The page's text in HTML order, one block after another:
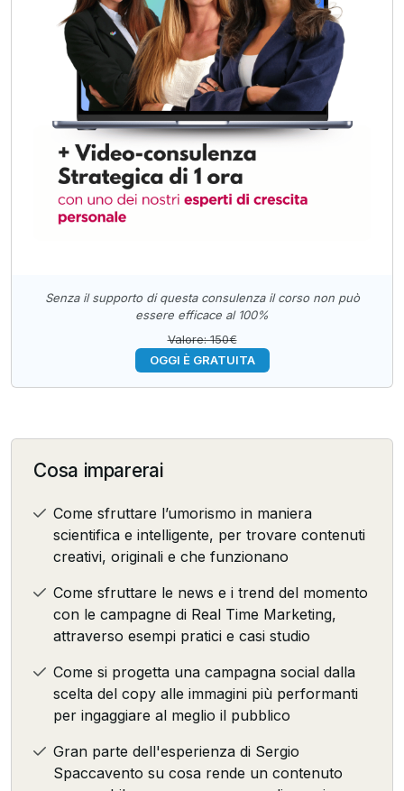
Senza il supporto di questa consulenza il corso non può
essere efficace al 100%
Valore: 150€
OGGI È GRATUITA
Cosa imparerai
Come sfruttare l’umorismo in maniera
scientifica e intelligente, per trovare contenuti
creativi, originali e che funzionano
Come sfruttare le news e i trend del momento
con le campagne di Real Time Marketing,
attraverso esempi pratici e casi studio
Come si progetta una campagna social dalla
scelta del copy alle immagini più performanti
per ingaggiare al meglio il pubblico
Gran parte dell'esperienza di Sergio
Spaccavento su cosa rende un contenuto